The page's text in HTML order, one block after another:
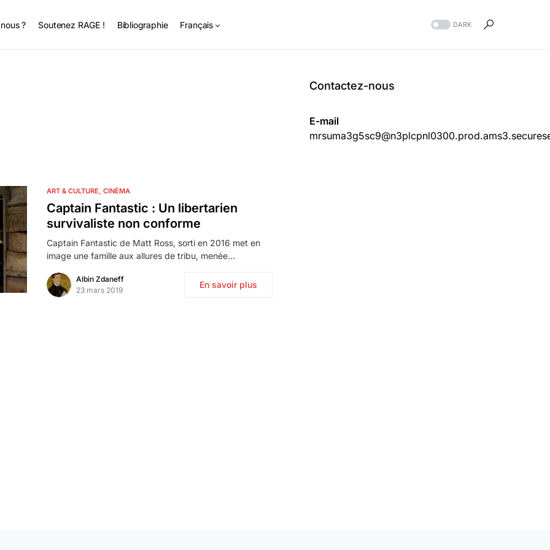
? Soutenez RAGE ! Bibliographie Français DARK
ART & CULTURE CINÉMA
Captain Fantastic : Un libertarien
survivaliste non conforme
Captain Fantastic de Matt Ross, sorti en 2016 met en
image une famille aux allures de tribu, menée…
Albin Zdaneff
23 mars 2019
En savoir plus
Contactez-nous
E-mail